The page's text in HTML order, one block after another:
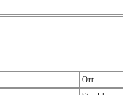
Ort